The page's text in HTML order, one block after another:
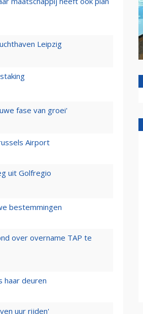
Leipzig
fase van groei'
Airport
uit Golfregio
bestemmingen
over overname TAP te
haar deuren
uur rijden'